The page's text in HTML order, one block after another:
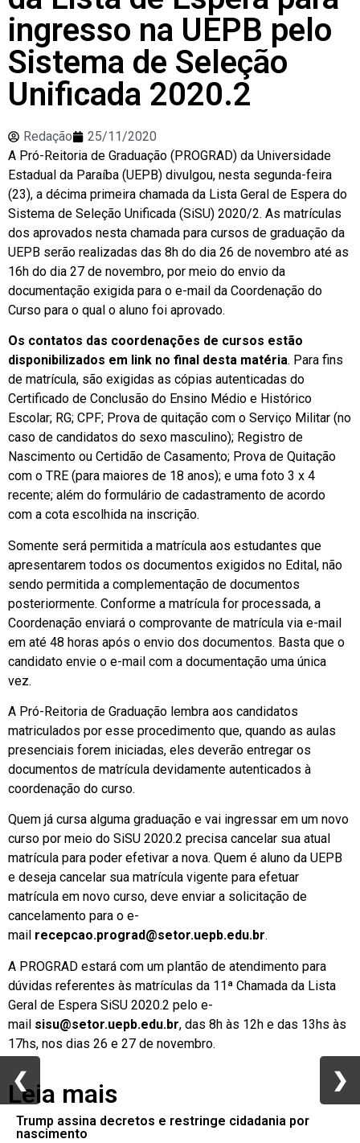
ingresso na UEPB pelo
Sistema de Seleção
Unificada 2020.2
Redação
25/11/2020
A Pró-Reitoria de Graduação (PROGRAD) da Universidade
Estadual da Paraíba (UEPB) divulgou, nesta segunda-feira
(23), a décima primeira chamada da Lista Geral de Espera do
Sistema de Seleção Unificada (SiSU) 2020/2. As matrículas
dos aprovados nesta chamada para cursos de graduação da
UEPB serão realizadas das 8h do dia 26 de novembro até as
16h do dia 27 de novembro, por meio do envio da
documentação exigida para o e-mail da Coordenação do
Curso para o qual o aluno foi aprovado.
Os contatos das coordenações de cursos estão
disponibilizados em link no final desta matéria. Para fins
de matrícula, são exigidas as cópias autenticadas do
Certificado de Conclusão do Ensino Médio e Histórico
Escolar; RG; CPF; Prova de quitação com o Serviço Militar (no
caso de candidatos do sexo masculino); Registro de
Nascimento ou Certidão de Casamento; Prova de Quitação
com o TRE (para maiores de 18 anos); e uma foto 3 x 4
recente; além do formulário de cadastramento de acordo
com a cota escolhida na inscrição.
Somente será permitida a matrícula aos estudantes que
apresentarem todos os documentos exigidos no Edital, não
sendo permitida a complementação de documentos
posteriormente. Conforme a matrícula for processada, a
Coordenação enviará o comprovante de matrícula via e-mail
em até 48 horas após o envio dos documentos. Basta que o
candidato envie o e-mail com a documentação uma única
vez.
A Pró-Reitoria de Graduação lembra aos candidatos
matriculados por esse procedimento que, quando as aulas
presenciais forem iniciadas, eles deverão entregar os
documentos de matrícula devidamente autenticados à
coordenação do curso.
Quem já cursa alguma graduação e vai ingressar em um novo
curso por meio do SiSU 2020.2 precisa cancelar sua atual
matrícula para poder efetivar a nova. Quem é aluno da UEPB
e deseja cancelar sua matrícula vigente para efetuar
matrícula em novo curso, deve enviar a solicitação de
cancelamento para o e-
mail recepcao.prograd@setor.uepb.edu.br.
A PROGRAD estará com um plantão de atendimento para
dúvidas referentes às matrículas da 11ª Chamada da Lista
Geral de Espera SiSU 2020.2 pelo e-
mail sisu@setor.uepb.edu.br, das 8h às 12h e das 13hs às
17hs, nos dias 26 e 27 de novembro.
Leia mais
Trump assina decretos e restringe cidadania por
nascimento
❮ ❯
❮ ❯